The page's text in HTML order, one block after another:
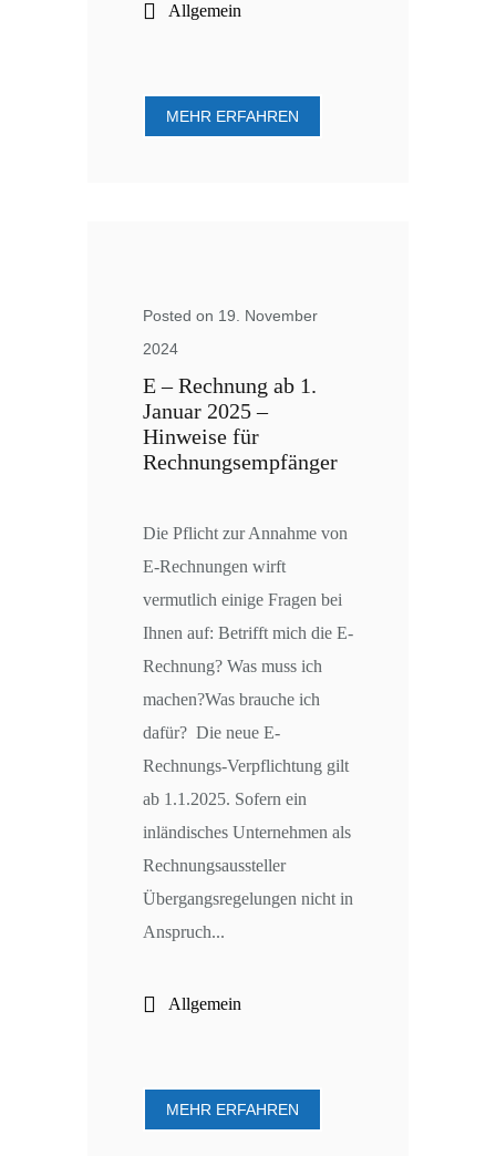
Allgemein
MEHR ERFAHREN
Posted on 19. November
2024
E – Rechnung ab 1.
Januar 2025 –
Hinweise für
Rechnungsempfänger
Die Pflicht zur Annahme von
E-Rechnungen wirft
vermutlich einige Fragen bei
Ihnen auf: Betrifft mich die E-
Rechnung? Was muss ich
machen?Was brauche ich
dafür? Die neue E-
Rechnungs-Verpflichtung gilt
ab 1.1.2025. Sofern ein
inländisches Unternehmen als
Rechnungsaussteller
Übergangsregelungen nicht in
Anspruch...
Allgemein
MEHR ERFAHREN